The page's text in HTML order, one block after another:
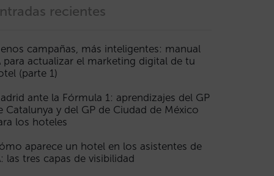
recientes
campañas, más inteligentes: manual
para actualizar el marketing digital de tu
(parte 1)
ante la Fórmula 1: aprendizajes del GP
Catalunya y del GP de Ciudad de México
los hoteles
aparece un hotel en los asistentes de
las tres capas de visibilidad